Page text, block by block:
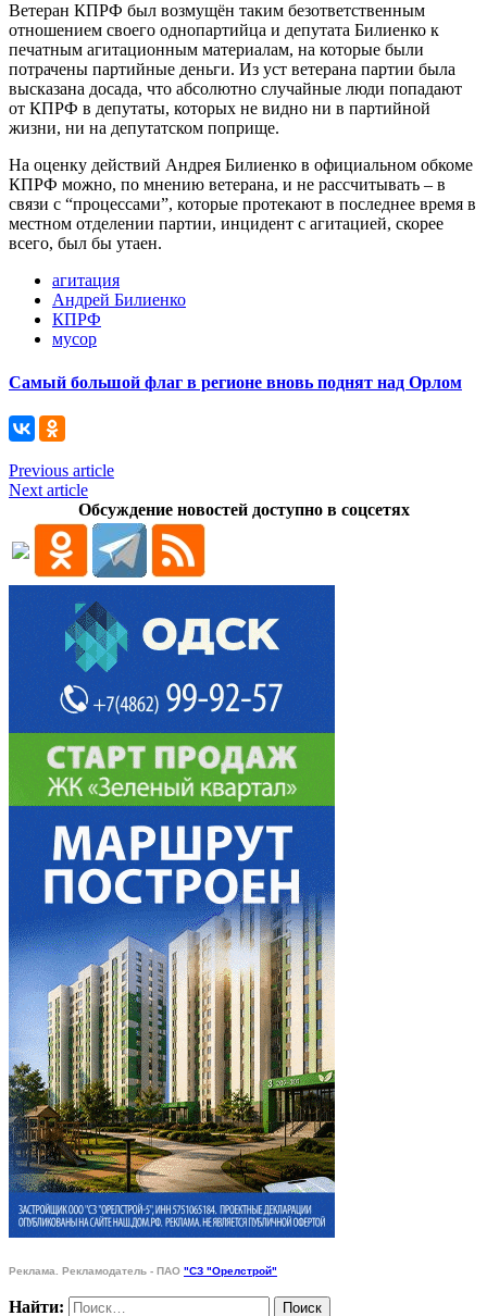
Ветеран КПРФ был возмущён таким безответственным
отношением своего однопартийца и депутата Билиенко к
печатным агитационным материалам, на которые были
потрачены партийные деньги. Из уст ветерана партии была
высказана досада, что абсолютно случайные люди попадают
от КПРФ в депутаты, которых не видно ни в партийной
жизни, ни на депутатском поприще.
На оценку действий Андрея Билиенко в официальном обкоме
КПРФ можно, по мнению ветерана, и не рассчитывать – в
связи с “процессами”, которые протекают в последнее время в
местном отделении партии, инцидент с агитацией, скорее
всего, был бы утаен.
агитация
Андрей Билиенко
КПРФ
мусор
Самый большой флаг в регионе вновь поднят над Орлом
Previous article
Next article
Обсуждение новостей доступно в соцсетях
Реклама. Рекламодатель - ПАО "СЗ "Орелстрой"
Найти: